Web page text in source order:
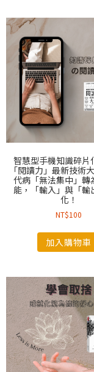
智慧型手機知識碎片
「閱讀力」最新技術
代病「無法集中」轉
能，「輸入」與「輸
化！
NT$100
加入購物車